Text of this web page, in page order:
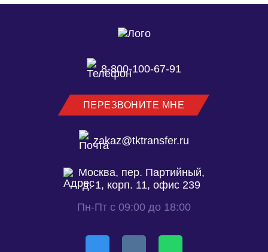
8-800-100-67-91
ПЕРЕЗВОНИТЕ МНЕ
zakaz@tktransfer.ru
Москва, пер. Партийный,
д. 1, корп. 11, офис 239
Пн-Пт с 09:00 до 18:00